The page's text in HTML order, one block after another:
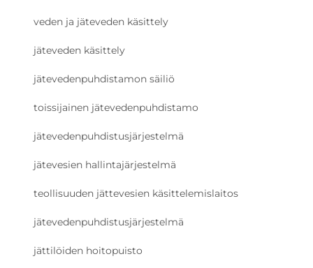
veden ja jäteveden käsittely
jäteveden käsittely
jätevedenpuhdistamon säiliö
toissijainen jätevedenpuhdistamo
jätevedenpuhdistusjärjestelmä
jätevesien hallintajärjestelmä
teollisuuden jättevesien käsittelemislaitos
jätevedenpuhdistusjärjestelmä
jättilöiden hoitopuisto